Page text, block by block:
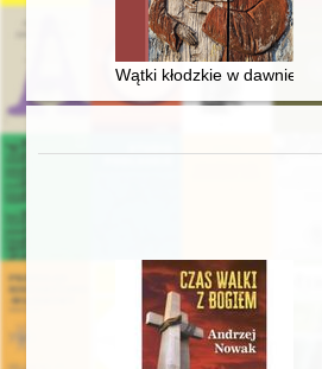
Wątki kłodzkie w